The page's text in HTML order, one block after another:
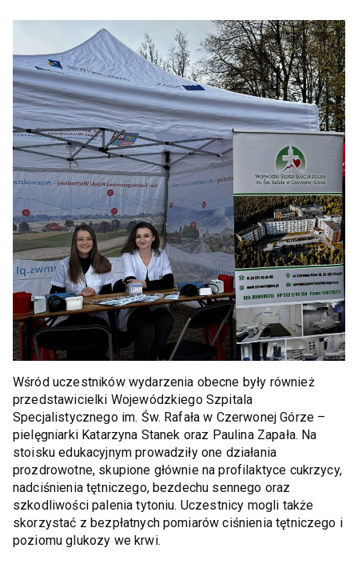
Wśród uczestników wydarzenia obecne były również
przedstawicielki Wojewódzkiego Szpitala
Specjalistycznego im. Św. Rafała w Czerwonej Górze –
pielęgniarki Katarzyna Stanek oraz Paulina Zapała. Na
stoisku edukacyjnym prowadziły one działania
prozdrowotne, skupione głównie na profilaktyce cukrzycy,
nadciśnienia tętniczego, bezdechu sennego oraz
szkodliwości palenia tytoniu. Uczestnicy mogli także
skorzystać z bezpłatnych pomiarów ciśnienia tętniczego i
poziomu glukozy we krwi.